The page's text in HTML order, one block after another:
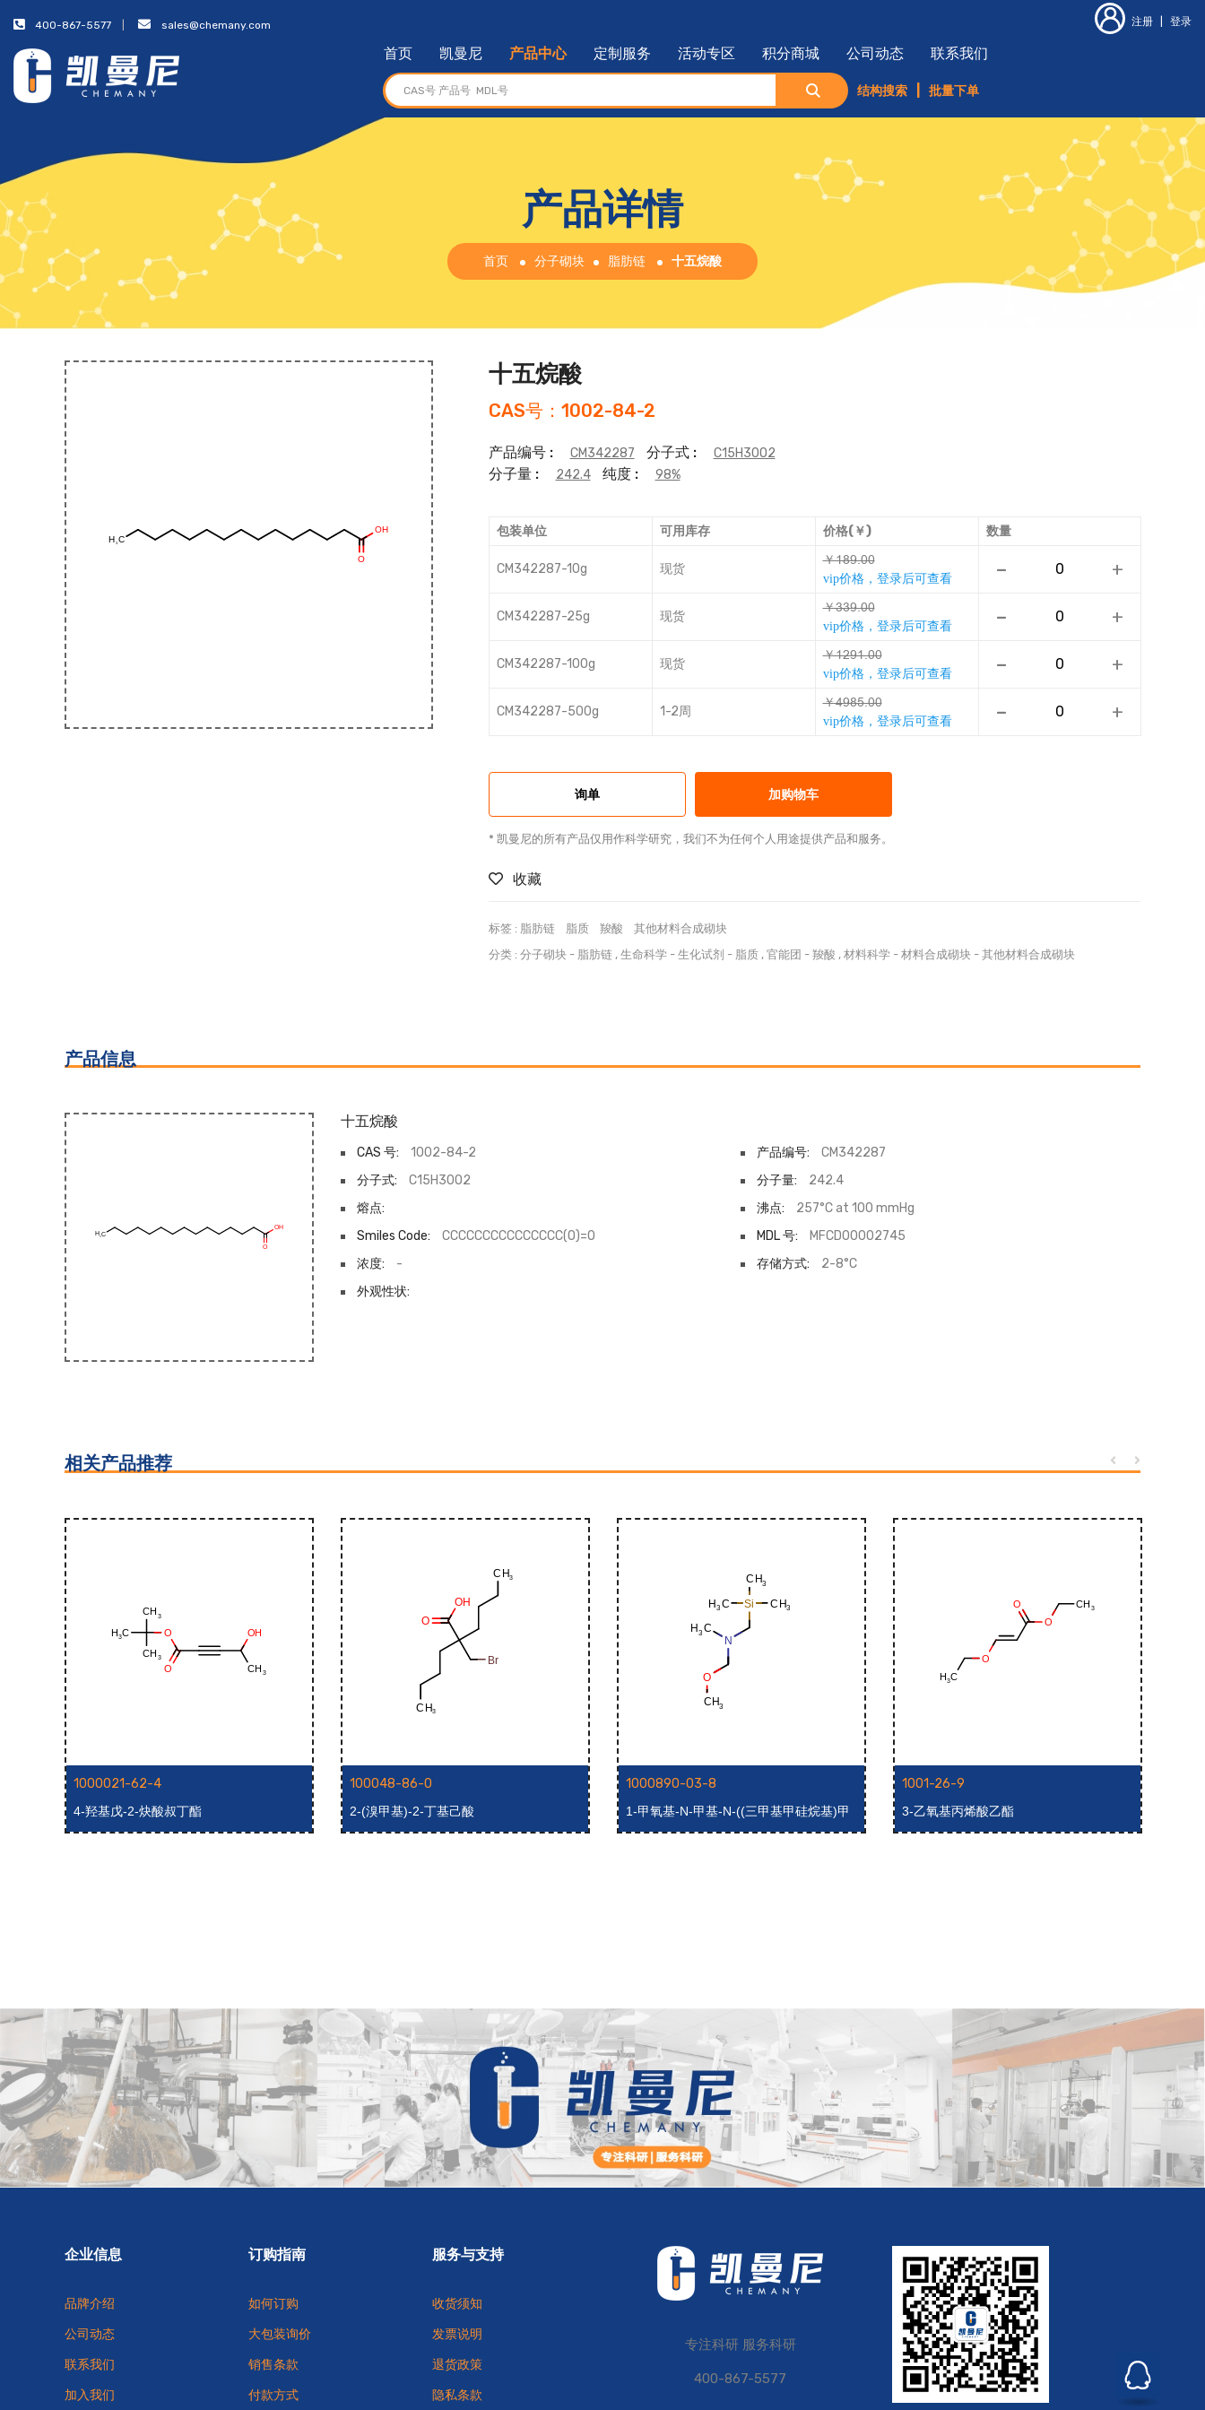
400-867-5577 sales@chemany.com 注册 登录
首页 凯曼尼 产品中心 定制服务 活动专区 积分商城 公司动态 联系我们
结构搜索 批量下单
产品详情
首页 分子砌块 脂肪链 十五烷酸
十五烷酸
CAS号：1002-84-2
产品编号 : CM342287 分子式 : C15H30O2
分子量 : 242.4 纯度 : 98%
包装单位 可用库存 价格(￥) 数量
CM342287-10g 现货
￥ţħǸǭŁŁ
vip价格，登录后可查看
- +
CM342287-25g 现货
￥ŽŽǸǭŁŁ
vip价格，登录后可查看
- +
CM342287-100g 现货
￥ţřǸţǭŁŁ
vip价格，登录后可查看
- +
CM342287-500g 1-2周
￥ǎǸħǟǭŁŁ
vip价格，登录后可查看
- +
询单 加购物车
* 凯曼尼的所有产品仅用作科学研究，我们不为任何个人用途提供产品和服务。
收藏
标签 : 脂肪链 脂质 羧酸
其他材料合成砌块
分类 : 分子砌块- 脂肪链 , 生命科学- 生化试剂 - 脂质, 官能团 - 羧酸 , 材料科学- 材料合成砌块- 其他材料合成砌块
产品信息
十五烷酸
CAS 号: 1002-84-2 产品编号:
CM342287
分子式:
C15H30O2 分子量:
242.4
熔点:
沸点:
257°C at 100 mmHg
Smiles Code:
CCCCCCCCCCCCCCC(O)=O MDL 号:
MFCD00002745
浓度:
- 存储方式:
2-8°C
外观性状:
相关产品推荐
1000021-62-4
4-羟基戊-2-炔酸叔丁酯
100048-86-0
2-(溴甲基)-2-丁基己酸
1000890-03-8
1-甲氧基-N-甲基-N-((三甲基甲硅烷基)甲
基)甲胺
1001-26-9
3-乙氧基丙烯酸乙酯
企业信息
品牌介绍
公司动态
联系我们
加入我们
订购指南
如何订购
大包装询价
销售条款
付款方式
服务与支持
收货须知
发票说明
退货政策
隐私条款
专注科研 服务科研
400-867-5577